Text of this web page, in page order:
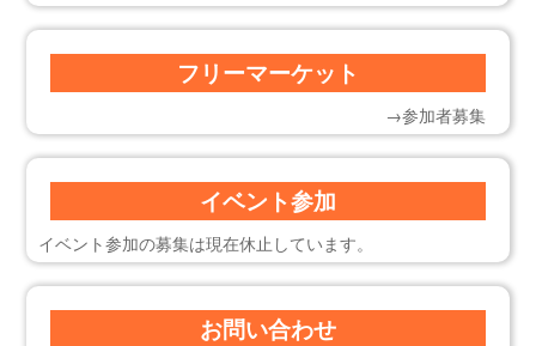
フリーマーケット
→参加者募集
イベント参加
イベント参加の募集は現在休止しています。
お問い合わせ